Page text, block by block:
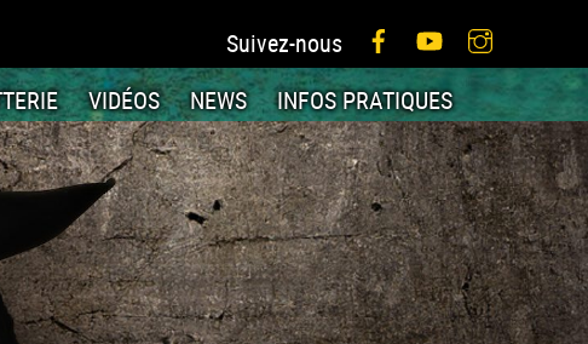
Suivez-nous FacebookYouTube
VIDÉOS NEWS INFOS PRATIQUES